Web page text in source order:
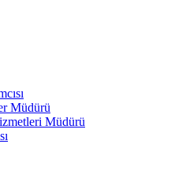
Müdürü
Müdürü